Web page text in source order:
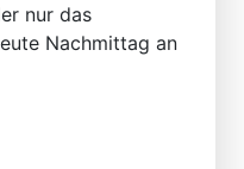
nur das
Nachmittag an